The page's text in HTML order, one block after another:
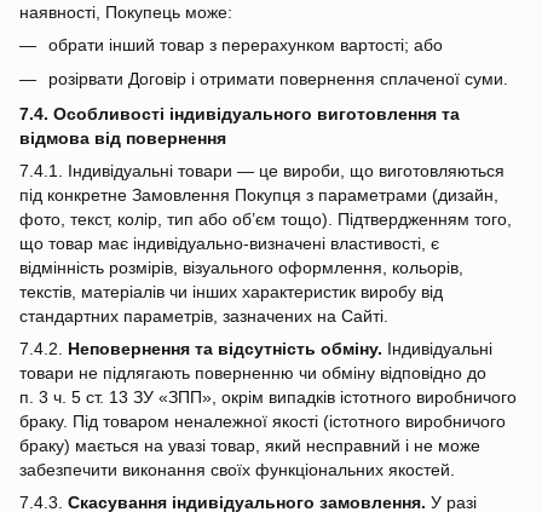
наявності, Покупець може:
обрати інший товар з перерахунком вартості; або
розірвати Договір і отримати повернення сплаченої суми.
7.4. Особливості індивідуального виготовлення та
відмова від повернення
7.4.1. Індивідуальні товари — це вироби, що виготовляються
під конкретне Замовлення Покупця з параметрами (дизайн,
фото, текст, колір, тип або об’єм тощо). Підтвердженням того,
що товар має індивідуально‑визначені властивості, є
відмінність розмірів, візуального оформлення, кольорів,
текстів, матеріалів чи інших характеристик виробу від
стандартних параметрів, зазначених на Сайті.
7.4.2. Неповернення та відсутність обміну. Індивідуальні
товари не підлягають поверненню чи обміну відповідно до
п. 3 ч. 5 ст. 13 ЗУ «ЗПП», окрім випадків істотного виробничого
браку. Під товаром неналежної якості (істотного виробничого
браку) мається на увазі товар, який несправний і не може
забезпечити виконання своїх функціональних якостей.
7.4.3. Скасування індивідуального замовлення. У разі